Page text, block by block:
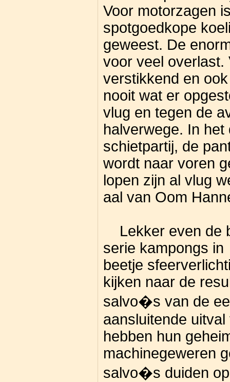
Voor motorzagen
spotgoedkope
geweest. De
voor veel overlast.
verstikkend en
nooit wat er
vlug en tegen de
halverwege. In
schietpartij, de
wordt naar voren
lopen zijn al vlug
aal van Oom
Lekker even de
serie kampongs
beetje
kijken naar de
salvo�s van de
aansluitende
hebben hun
machinegeweren
salvo�s duiden